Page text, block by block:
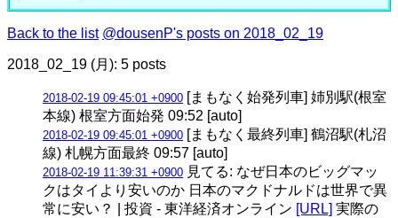
Back to the list @dousenP's posts on 2018_02_19
2018_02_19 (月): 5 posts
2018-02-19 09:45:01 +0900 [まもなく始発列車] 姉別駅(根室
本線) 根室方面始発 09:52 [auto]
2018-02-19 09:45:01 +0900 [まもなく最終列車] 鶴沼駅(札沼
線) 札幌方面最終 09:57 [auto]
2018-02-19 11:39:31 +0900 見てる: なぜ日本のビッグマッ
クはタイより安いのか 日本のマクドナルドは世界で異
常に安い？ | 投資 - 東洋経済オンライン [URL] 実際の